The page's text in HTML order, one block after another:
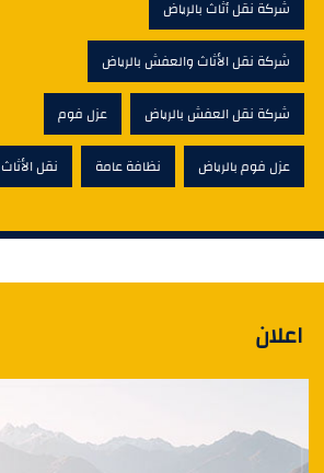
شركة نقل أثاث بالرياض
شركة نقل الأثاث والعفش بالرياض
شركة نقل العفش بالرياض عزل فوم
عزل فوم بالرياض نظافة عامة نقل الأثاث
اعلان